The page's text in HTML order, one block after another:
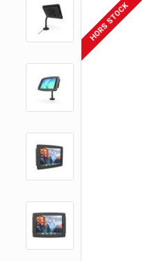
HORS STOCK